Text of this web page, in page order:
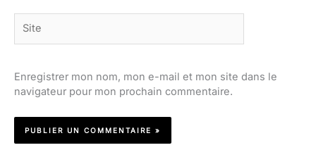
Enregistrer mon nom, mon e-mail et mon site dans le
navigateur pour mon prochain commentaire.